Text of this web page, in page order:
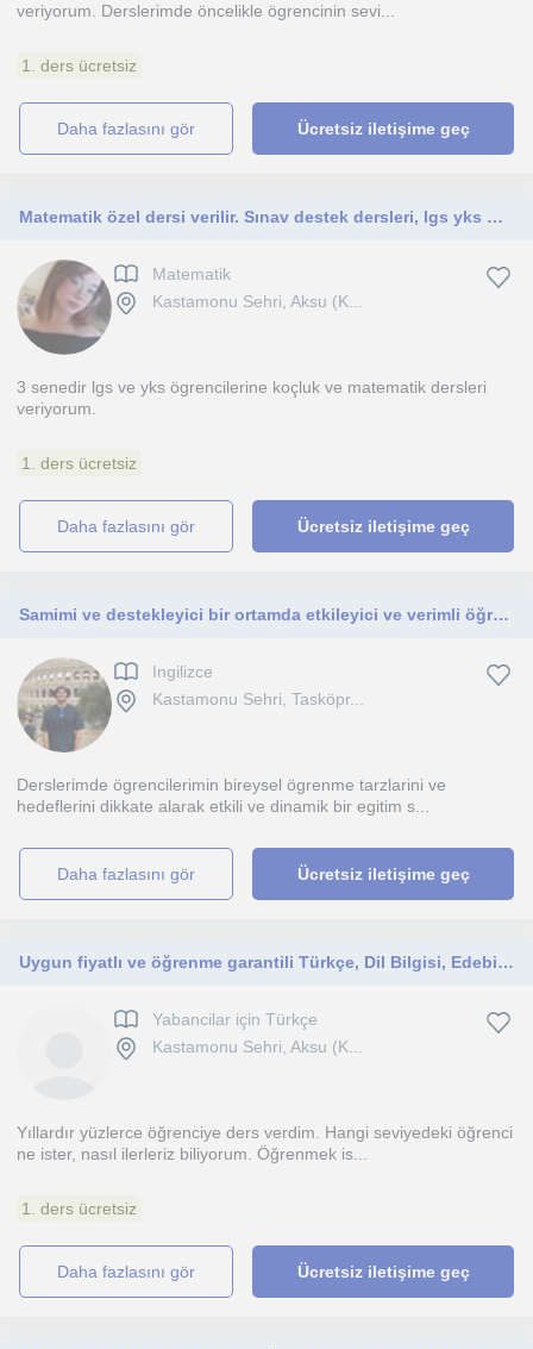
veriyorum. Derslerimde öncelikle ögrencinin sevi...
1. ders ücretsiz
daha fazlasını gör Ücretsiz iletişime geç
Matematik özel dersi verilir. Sınav destek dersleri, lgs yks matematik kamplari yapılır
Matematik
Kastamonu Sehri, Aksu (K...
3 senedir lgs ve yks ögrencilerine koçluk ve matematik dersleri
veriyorum.
1. ders ücretsiz
daha fazlasını gör Ücretsiz iletişime geç
Samimi ve destekleyici bir ortamda etkileyici ve verimli öğrenme deneyimleri oluşturmayı amaçlayan, tutkulu bir eğitimci.
Ingilizce
Kastamonu Sehri, Tasköpr...
Derslerimde ögrencilerimin bireysel ögrenme tarzlarini ve
hedeflerini dikkate alarak etkili ve dinamik bir egitim s...
daha fazlasını gör Ücretsiz iletişime geç
Uygun fiyatlı ve öğrenme garantili Türkçe, Dil Bilgisi, Edebiyat Özel Dersi
Yabancilar için Türkçe
Kastamonu Sehri, Aksu (K...
Yıllardır yüzlerce öğrenciye ders verdim. Hangi seviyedeki öğrenci
ne ister, nasıl ilerleriz biliyorum. Öğrenmek is...
1. ders ücretsiz
daha fazlasını gör Ücretsiz iletişime geç